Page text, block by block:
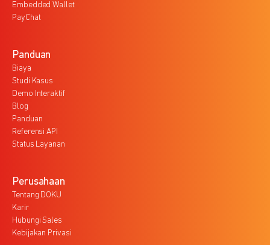
Embedded Wallet
PayChat
Panduan
Biaya
Studi Kasus
Demo Interaktif
Blog
Panduan
Referensi API
Status Layanan
Perusahaan
Tentang DOKU
Karir
Hubungi Sales
Kebijakan Privasi